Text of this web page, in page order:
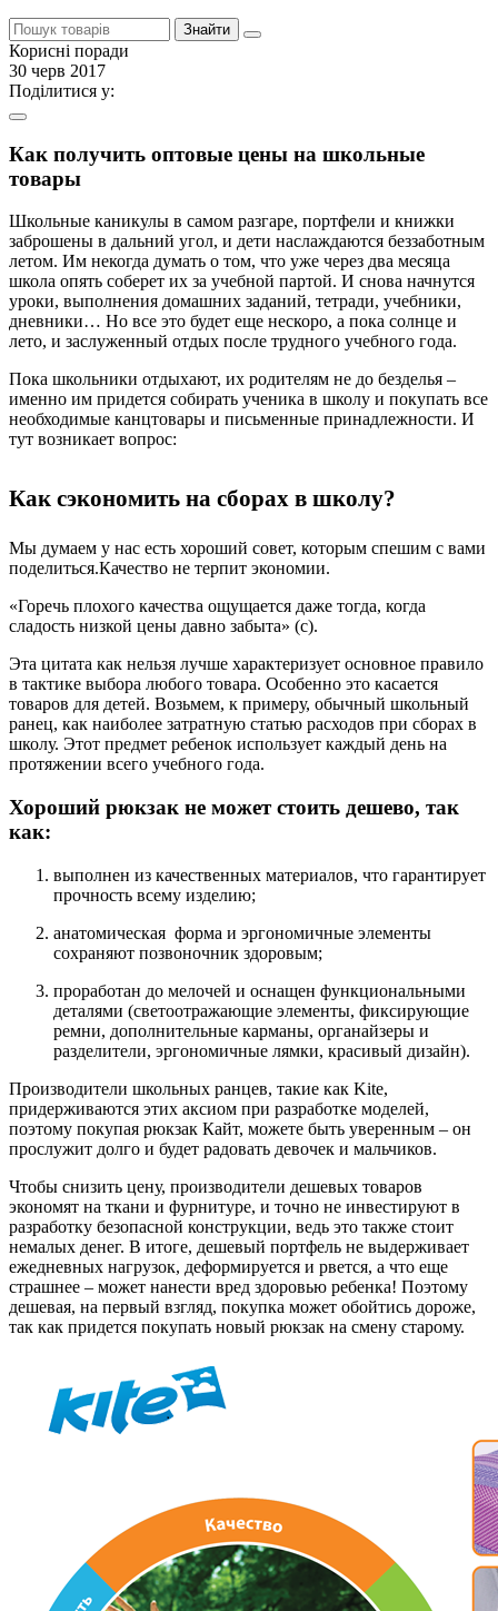
Знайти
Корисні поради
30 черв 2017
Поділитися у:
Как получить оптовые цены на школьные
товары
Школьные каникулы в самом разгаре, портфели и книжки
заброшены в дальний угол, и дети наслаждаются беззаботным
летом. Им некогда думать о том, что уже через два месяца
школа опять соберет их за учебной партой. И снова начнутся
уроки, выполнения домашних заданий, тетради, учебники,
дневники… Но все это будет еще нескоро, а пока солнце и
лето, и заслуженный отдых после трудного учебного года.
Пока школьники отдыхают, их родителям не до безделья –
именно им придется собирать ученика в школу и покупать все
необходимые канцтовары и письменные принадлежности. И
тут возникает вопрос:
Как сэкономить на сборах в школу?
Мы думаем у нас есть хороший совет, которым спешим с вами
поделиться.Качество не терпит экономии.
«Горечь плохого качества ощущается даже тогда, когда
сладость низкой цены давно забыта» (с).
Эта цитата как нельзя лучше характеризует основное правило
в тактике выбора любого товара. Особенно это касается
товаров для детей. Возьмем, к примеру, обычный школьный
ранец, как наиболее затратную статью расходов при сборах в
школу. Этот предмет ребенок использует каждый день на
протяжении всего учебного года.
Хороший рюкзак не может стоить дешево, так
как:
выполнен из качественных материалов, что гарантирует
прочность всему изделию;
анатомическая форма и эргономичные элементы
сохраняют позвоночник здоровым;
проработан до мелочей и оснащен функциональными
деталями (светоотражающие элементы, фиксирующие
ремни, дополнительные карманы, органайзеры и
разделители, эргономичные лямки, красивый дизайн).
Производители школьных ранцев, такие как Kite,
придерживаются этих аксиом при разработке моделей,
поэтому покупая рюкзак Кайт, можете быть уверенным – он
прослужит долго и будет радовать девочек и мальчиков.
Чтобы снизить цену, производители дешевых товаров
экономят на ткани и фурнитуре, и точно не инвестируют в
разработку безопасной конструкции, ведь это также стоит
немалых денег. В итоге, дешевый портфель не выдерживает
ежедневных нагрузок, деформируется и рвется, а что еще
страшнее – может нанести вред здоровью ребенка! Поэтому
дешевая, на первый взгляд, покупка может обойтись дороже,
так как придется покупать новый рюкзак на смену старому.